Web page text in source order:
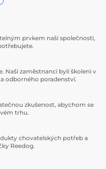
prvkem naší společnosti,
Naši zaměstnanci byli školeni v
odborného poradenství.
zkušenost, abychom se
trhu.
chovatelských potřeb a
Reedog.